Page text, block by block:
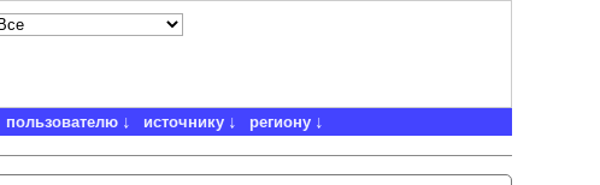
пользователю источнику региону